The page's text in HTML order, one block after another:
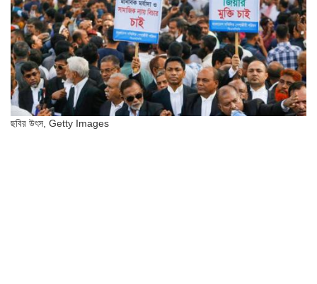
ছবির উৎস, Getty Images